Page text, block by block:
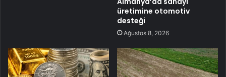
üretimine otomotiv
desteği
Ağustos 8, 2026